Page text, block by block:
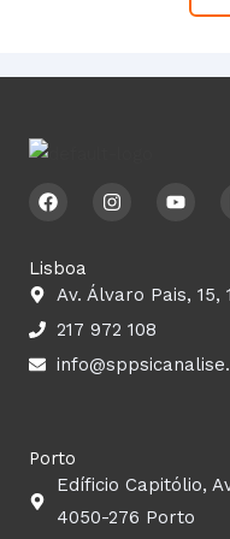
F
a
b
o
k
I
n
g
r
a
Y
o
b
e
Lisboa
Av. Álvaro Pais,
217 972 108
Porto
Edíficio Capitólio,
4050-276 Porto